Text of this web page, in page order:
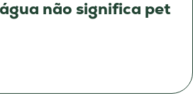
não significa pet